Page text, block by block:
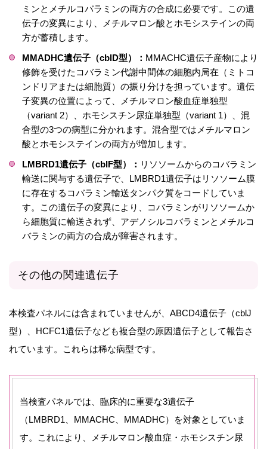
ミンとメチルコバラミンの両方の合成に必要です。この遺
伝子の変異により、メチルマロン酸とホモシステインの両
方が蓄積します。
MMADHC遺伝子（cblD型）： MMACHC遺伝子産物により
修飾を受けたコバラミン代謝中間体の細胞内局在（ミトコ
ンドリアまたは細胞質）の振り分けを担っています。遺伝
子変異の位置によって、メチルマロン酸血症単独型
（variant 2）、ホモシスチン尿症単独型（variant 1）、混
合型の3つの病型に分かれます。混合型ではメチルマロン
酸とホモシステインの両方が増加します。
LMBRD1遺伝子（cblF型）： リソソームからのコバラミン
輸送に関与する遺伝子で、LMBRD1遺伝子はリソソーム膜
に存在するコバラミン輸送タンパク質をコードしていま
す。この遺伝子の変異により、コバラミンがリソソームか
ら細胞質に輸送されず、アデノシルコバラミンとメチルコ
バラミンの両方の合成が障害されます。
その他の関連遺伝子
本検査パネルには含まれていませんが、ABCD4遺伝子（cblJ
型）、HCFC1遺伝子なども複合型の原因遺伝子として報告さ
れています。これらは稀な病型です。
当検査パネルでは、臨床的に重要な3遺伝子
（LMBRD1、MMACHC、MMADHC）を対象としていま
す。これにより、メチルマロン酸血症・ホモシスチン尿